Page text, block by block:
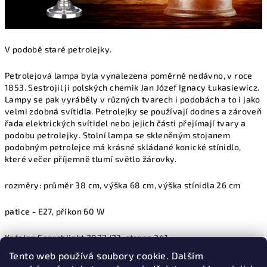
Tento web používá soubory cookie. Dalším
V podobě staré petrolejky.
Petrolejová lampa byla vynalezena poměrně nedávno, v roce
1853. Sestrojil ji polských chemik Jan Józef Ignacy Łukasiewicz.
Lampy se pak vyráběly v různých tvarech i podobách a to i jako
velmi zdobná svítidla. Petrolejky se používají dodnes a zároveň
řada elektrických svítidel nebo jejich části přejímají tvary a
podobu petrolejky. Stolní lampa se skleněným stojanem
podobným petrolejce má krásné skládané konické stínidlo,
které večer příjemně tlumí světlo žárovky.
rozměry: průměr 38 cm, výška 68 cm, výška stínidla 26 cm
patice - E27, příkon 60 W
Katalog Searchlight 2022/23, strana 341